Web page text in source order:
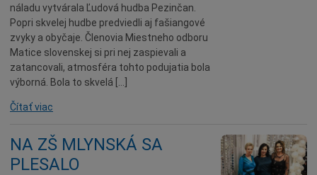
náladu vytvárala Ľudová hudba Pezinčan.
Popri skvelej hudbe predviedli aj fašiangové
zvyky a obyčaje. Členovia Miestneho odboru
Matice slovenskej si pri nej zaspievali a
zatancovali, atmosféra tohto podujatia bola
výborná. Bola to skvelá […]
Čítať viac
NA ZŠ MLYNSKÁ SA
PLESALO